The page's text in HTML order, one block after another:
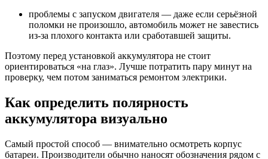
проблемы с запуском двигателя — даже если серьёзной
поломки не произошло, автомобиль может не завестись
из-за плохого контакта или сработавшей защиты.
Поэтому перед установкой аккумулятора не стоит
ориентироваться «на глаз». Лучше потратить пару минут на
проверку, чем потом заниматься ремонтом электрики.
Как определить полярность
аккумулятора визуально
Самый простой способ — внимательно осмотреть корпус
батареи. Производители обычно наносят обозначения рядом с